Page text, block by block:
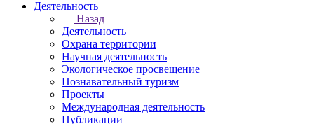
Деятельность
Назад
Деятельность
Охрана территории
Научная деятельность
Экологическое просвещение
Познавательный туризм
Проекты
Международная деятельность
Публикации